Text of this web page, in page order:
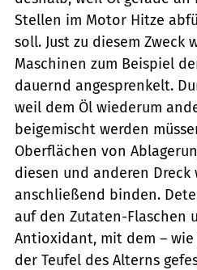
Stellen im Motor Hitze
soll. Just zu diesem Zweck
Maschinen zum Beispiel
dauernd angesprenkelt.
weil dem Öl wiederum
beigemischt werden
Oberflächen von
diesen und anderen
anschließend binden.
auf den Zutaten-Flaschen
Antioxidant, mit dem – wie
der Teufel des Alterns